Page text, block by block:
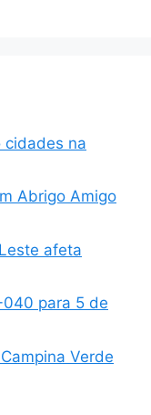
cidades na
Abrigo Amigo
afeta
040 para 5 de
Verde